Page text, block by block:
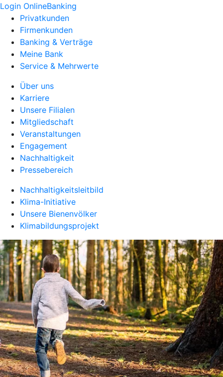
Login OnlineBanking
Privatkunden
Firmenkunden
Banking & Verträge
Meine Bank
Service & Mehrwerte
Über uns
Karriere
Unsere Filialen
Mitgliedschaft
Veranstaltungen
Engagement
Nachhaltigkeit
Pressebereich
Nachhaltigkeitsleitbild
Klima-Initiative
Unsere Bienenvölker
Klimabildungsprojekt